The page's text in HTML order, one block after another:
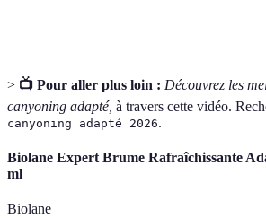
> 📺 Pour aller plus loin : Découvrez les
canyoning adapté, à travers cette vidéo.
canyoning adapté 2026.
Biolane Expert Brume Rafraîchissante
ml
Biolane